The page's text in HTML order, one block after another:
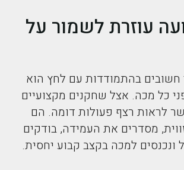
עוזרת לשמור על
בהתמודדות עם לחץ הוא
כל מכה. אצל שחקנים מקצועיים
לראות רצף פעולות דומה. הם
מסדרים את העמידה, בודקים
למכה בקצב קבוע יחסית.